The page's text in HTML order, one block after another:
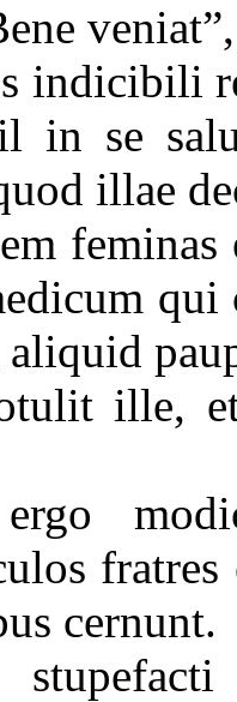
indicibili
in se
illae
feminas
aliquid
ille,
cernunt.